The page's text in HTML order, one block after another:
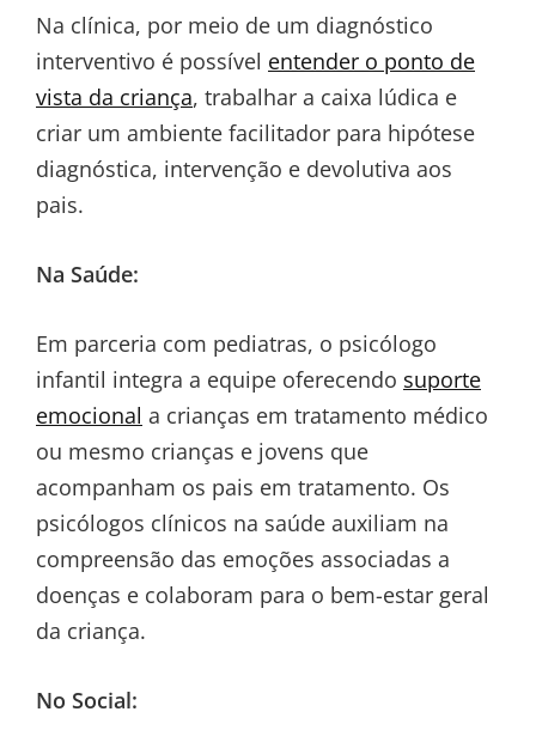
Na clínica, por meio de um diagnóstico
interventivo é possível entender o ponto de
vista da criança, trabalhar a caixa lúdica e
criar um ambiente facilitador para hipótese
diagnóstica, intervenção e devolutiva aos
pais.
Na Saúde:
Em parceria com pediatras, o psicólogo
infantil integra a equipe oferecendo suporte
emocional a crianças em tratamento médico
ou mesmo crianças e jovens que
acompanham os pais em tratamento. Os
psicólogos clínicos na saúde auxiliam na
compreensão das emoções associadas a
doenças e colaboram para o bem-estar geral
da criança.
No Social: